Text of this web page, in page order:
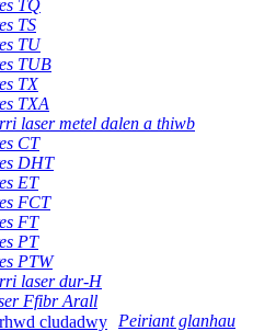
TQ
TS
TU
TUB
TX
TXA
laser metel dalen a thiwb
CT
DHT
ET
FCT
FT
PT
PTW
laser dur-H
Ffibr Arall
Peiriant glanhau